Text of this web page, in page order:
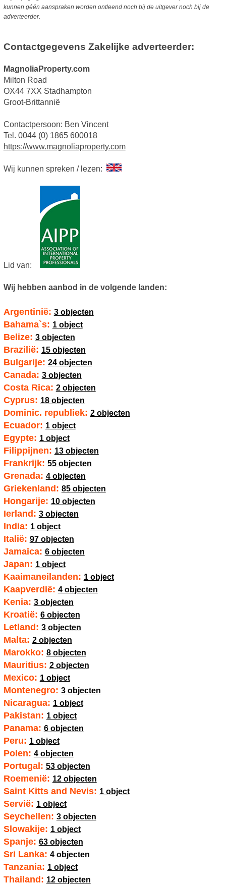
kunnen géén aanspraken worden ontleend noch bij de uitgever noch bij de
adverteerder.
Contactgegevens Zakelijke adverteerder:
MagnoliaProperty.com
Milton Road
OX44 7XX Stadhampton
Groot-Brittannië
Contactpersoon: Ben Vincent
Tel. 0044 (0) 1865 600018
https://www.magnoliaproperty.com
Wij kunnen spreken / lezen:
Lid van:
Wij hebben aanbod in de volgende landen:
Argentinië: 3 objecten
Bahama`s: 1 object
Belize: 3 objecten
Brazilië: 15 objecten
Bulgarije: 24 objecten
Canada: 3 objecten
Costa Rica: 2 objecten
Cyprus: 18 objecten
Dominic. republiek: 2 objecten
Ecuador: 1 object
Egypte: 1 object
Filippijnen: 13 objecten
Frankrijk: 55 objecten
Grenada: 4 objecten
Griekenland: 85 objecten
Hongarije: 10 objecten
Ierland: 3 objecten
India: 1 object
Italië: 97 objecten
Jamaica: 6 objecten
Japan: 1 object
Kaaimaneilanden: 1 object
Kaapverdië: 4 objecten
Kenia: 3 objecten
Kroatië: 6 objecten
Letland: 3 objecten
Malta: 2 objecten
Marokko: 8 objecten
Mauritius: 2 objecten
Mexico: 1 object
Montenegro: 3 objecten
Nicaragua: 1 object
Pakistan: 1 object
Panama: 6 objecten
Peru: 1 object
Polen: 4 objecten
Portugal: 53 objecten
Roemenië: 12 objecten
Saint Kitts and Nevis: 1 object
Servië: 1 object
Seychellen: 3 objecten
Slowakije: 1 object
Spanje: 63 objecten
Sri Lanka: 4 objecten
Tanzania: 1 object
Thailand: 12 objecten